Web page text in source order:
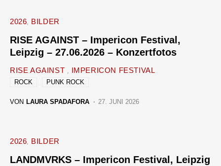
2026 BILDER
RISE AGAINST – Impericon Festival,
Leipzig – 27.06.2026 – Konzertfotos
RISE AGAINST IMPERICON FESTIVAL
ROCK PUNK ROCK
VON LAURA SPADAFORA 27. JUNI 2026
2026 BILDER
LANDMVRKS – Impericon Festival, Leipzig